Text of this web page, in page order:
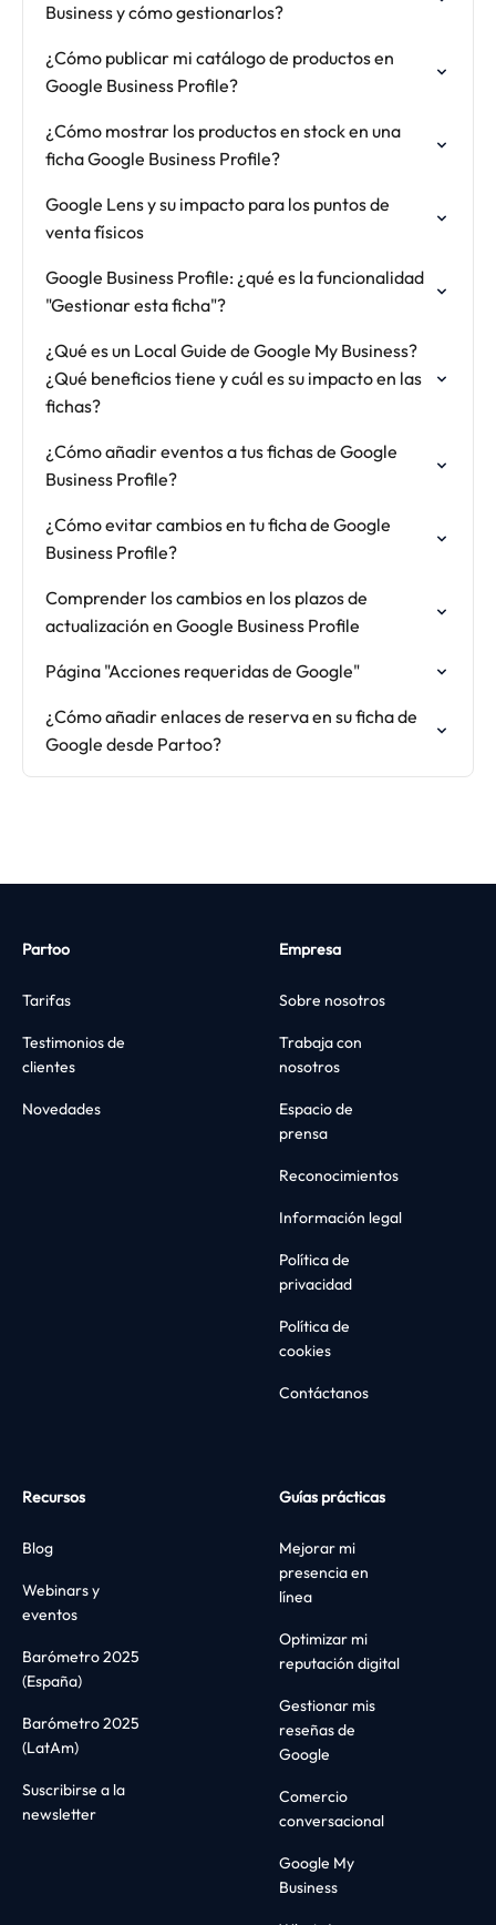
Business y cómo gestionarlos?
¿Cómo publicar mi catálogo de productos en
Google Business Profile?
¿Cómo mostrar los productos en stock en una
ficha Google Business Profile?
Google Lens y su impacto para los puntos de
venta físicos
Google Business Profile: ¿qué es la funcionalidad
"Gestionar esta ficha"?
¿Qué es un Local Guide de Google My Business?
¿Qué beneficios tiene y cuál es su impacto en las
fichas?
¿Cómo añadir eventos a tus fichas de Google
Business Profile?
¿Cómo evitar cambios en tu ficha de Google
Business Profile?
Comprender los cambios en los plazos de
actualización en Google Business Profile
Página "Acciones requeridas de Google"
¿Cómo añadir enlaces de reserva en su ficha de
Google desde Partoo?
Partoo
Tarifas
Testimonios de
clientes
Novedades
Empresa
Sobre nosotros
Trabaja con
nosotros
Espacio de
prensa
Reconocimientos
Información legal
Política de
privacidad
Política de
cookies
Contáctanos
Recursos
Blog
Webinars y
eventos
Barómetro 2025
(España)
Barómetro 2025
(LatAm)
Suscribirse a la
newsletter
Guías prácticas
Mejorar mi
presencia en
línea
Optimizar mi
reputación digital
Gestionar mis
reseñas de
Google
Comercio
conversacional
Google My
Business